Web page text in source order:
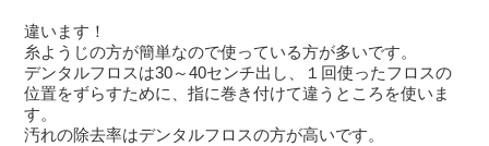
違います！
糸ようじの方が簡単なので使っている方が多いです。
デンタルフロスは30～40センチ出し、１回使ったフロスの
位置をずらすために、指に巻き付けて違うところを使いま
す。
汚れの除去率はデンタルフロスの方が高いです。